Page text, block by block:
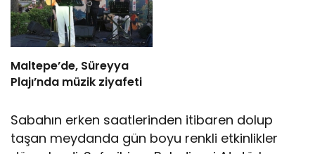
Maltepe’de, Süreyya
Plajı’nda müzik ziyafeti
Sabahın erken saatlerinden itibaren dolup
taşan meydanda gün boyu renkli etkinlikler